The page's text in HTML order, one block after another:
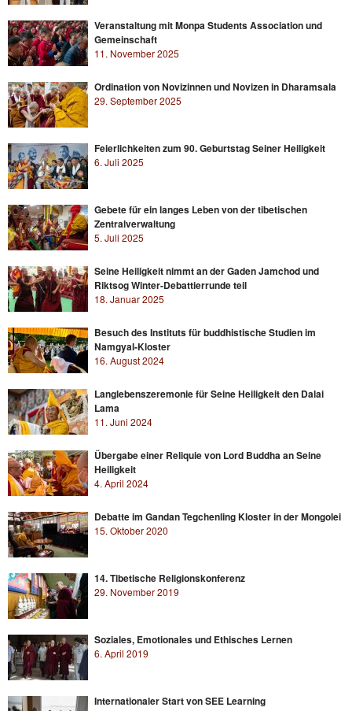
Veranstaltung mit Monpa Students Association und
Gemeinschaft
11. November 2025
Ordination von Novizinnen und Novizen in Dharamsala
29. September 2025
Feierlichkeiten zum 90. Geburtstag Seiner Heiligkeit
6. Juli 2025
Gebete für ein langes Leben von der tibetischen
Zentralverwaltung
5. Juli 2025
Seine Heiligkeit nimmt an der Gaden Jamchod und
Riktsog Winter-Debattierrunde teil
18. Januar 2025
Besuch des Instituts für buddhistische Studien im
Namgyal-Kloster
16. August 2024
Langlebenszeremonie für Seine Heiligkeit den Dalai
Lama
11. Juni 2024
Übergabe einer Reliquie von Lord Buddha an Seine
Heiligkeit
4. April 2024
Debatte im Gandan Tegchenling Kloster in der Mongolei
15. Oktober 2020
14. Tibetische Religionskonferenz
29. November 2019
Soziales, Emotionales und Ethisches Lernen
6. April 2019
Internationaler Start von SEE Learning